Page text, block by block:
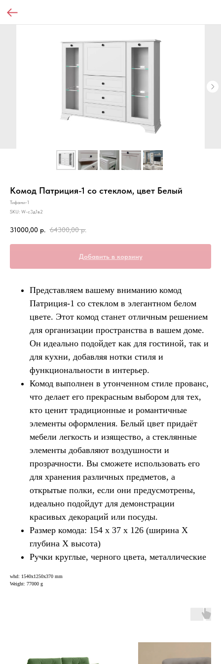
Комод Патриция-1 со стеклом, цвет Белый
Тифани-1
SKU: W-с3д1в2
31000,00 р. 64300,00 р.
Добавить в корзину
Представляем вашему вниманию комод
Патриция-1 со стеклом в элегантном белом
цвете. Этот комод станет отличным решением
для организации пространства в вашем доме.
Он идеально подойдет как для гостиной, так и
для кухни, добавляя нотки стиля и
функциональности в интерьер.
Комод выполнен в утонченном стиле прованс,
что делает его прекрасным выбором для тех,
кто ценит традиционные и романтичные
элементы оформления. Белый цвет придаёт
мебели легкость и изящество, а стеклянные
элементы добавляют воздушности и
прозрачности. Вы сможете использовать его
для хранения различных предметов, а
открытые полки, если они предусмотрены,
идеально подойдут для демонстрации
красивых декораций или посуды.
Размер комода: 154 х 37 х 126 (ширина Х
глубина Х высота)
Ручки круглые, черного цвета, металлические
whd: 1540x1250x370 mm
Weight: 77000 g